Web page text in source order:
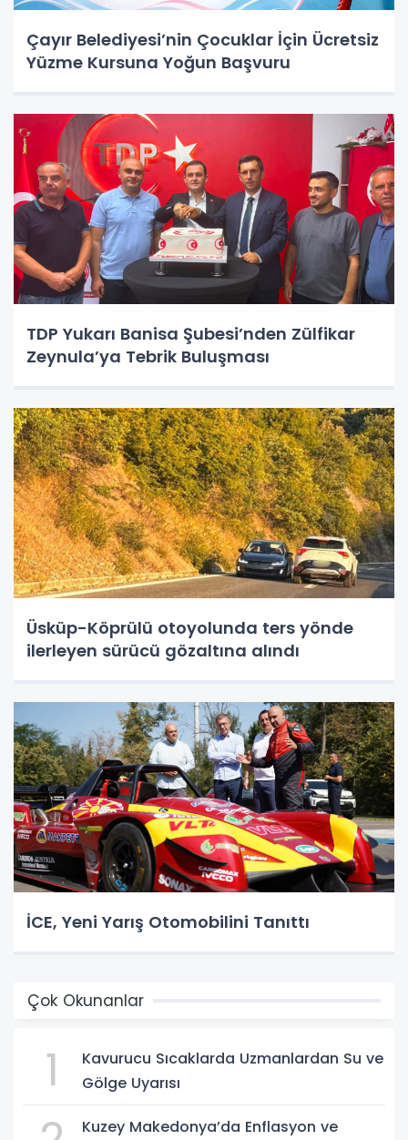
Çayır Belediyesi’nin Çocuklar İçin Ücretsiz
Yüzme Kursuna Yoğun Başvuru
TDP Yukarı Banisa Şubesi’nden Zülfikar
Zeynula’ya Tebrik Buluşması
Üsküp-Köprülü otoyolunda ters yönde
ilerleyen sürücü gözaltına alındı
İCE, Yeni Yarış Otomobilini Tanıttı
Çok Okunanlar
1
Kavurucu Sıcaklarda Uzmanlardan Su ve
Gölge Uyarısı
Kuzey Makedonya’da Enflasyon ve